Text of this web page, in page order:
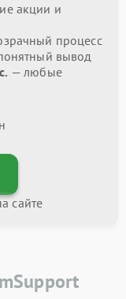
акции и
процесс
вывод
— любые
сайте